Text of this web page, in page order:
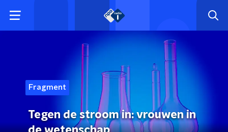
Fragment
Tegen de stroom in: vrouwen in